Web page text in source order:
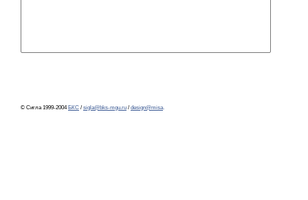
© Сигла 1999-2004 БКС / sigla@bks-mgu.ru / design@misa.